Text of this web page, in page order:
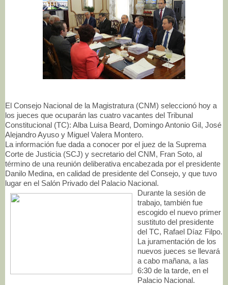
El Consejo Nacional de la Magistratura (CNM) seleccionó hoy a
los jueces que ocuparán las cuatro vacantes del Tribunal
Constitucional (TC): Alba Luisa Beard, Domingo Antonio Gil, José
Alejandro Ayuso y Miguel Valera Montero.
La información fue dada a conocer por el juez de la Suprema
Corte de Justicia (SCJ) y secretario del CNM, Fran Soto, al
término de una reunión deliberativa encabezada por el presidente
Danilo Medina, en calidad de presidente del Consejo, y que tuvo
lugar en el Salón Privado del Palacio Nacional.
Durante la sesión de
trabajo, también fue
escogido el nuevo primer
sustituto del presidente
del TC, Rafael Díaz Filpo.
La juramentación de los
nuevos jueces se llevará
a cabo mañana, a las
6:30 de la tarde, en el
Palacio Nacional.